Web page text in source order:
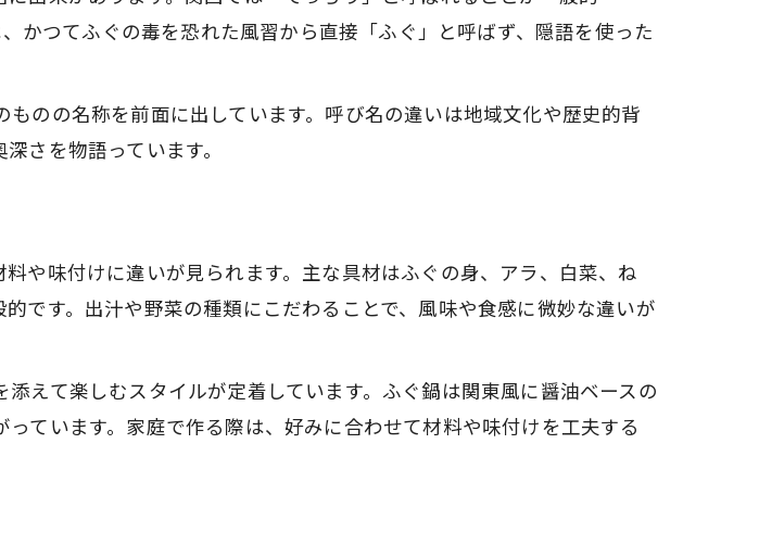
かつてふぐの毒を恐れた風習から直接「ふぐ」と呼ばず、隠語を使った
のの名称を前面に出しています。呼び名の違いは地域文化や歴史的背
さを物語っています。
や味付けに違いが見られます。主な具材はふぐの身、アラ、白菜、ね
です。出汁や野菜の種類にこだわることで、風味や食感に微妙な違いが
えて楽しむスタイルが定着しています。ふぐ鍋は関東風に醤油ベースの
ています。家庭で作る際は、好みに合わせて材料や味付けを工夫する